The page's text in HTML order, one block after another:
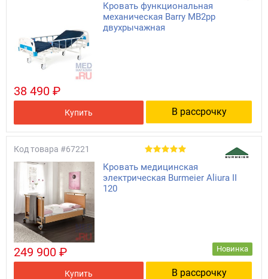
Кровать функциональная
механическая Barry MB2pp
двухрычажная
38 490 ₽
Купить В рассрочку
Код товара #67221
Кровать медицинская
электрическая Burmeier Aliura II
120
Новинка
249 900 ₽
Купить В рассрочку